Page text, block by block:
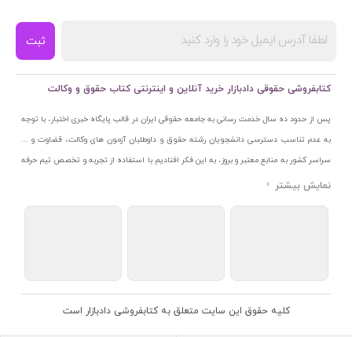
ثبت
کتابفروشی حقوقی دادبازار خرید آنلاین و اینترنتی کتاب حقوق و وکالت
پس از حدود ده سال خدمت رسانی به جامعه حقوقی ایران در قالب پایگاه خبری اختبار، با توجه
به عدم تناسب دسترسی دانشجویان رشته حقوق و داوطلبان آزمون های وکالت، قضاوت و ...
سراسر کشور به منابع معتبر و بروز، به این فکر افتادیم با استفاده از تجربه و تخصص تیم حرفه
ای اختبار خدمتی جدید به جامعه حقوقی ایران ارائه کنیم. به این منظور با راه اندازی و تجهیز
اتحادیه ناشران و کتابفروشان تهران به منظور ارائه مطمئن ترین خدمات مجموعه بسیار کامل و
معتبری از کتاب های حقوقی را به علاقمندان عرضه کرده ایم. علاوه بر این با بهره گیری از فناوری
کلیه حقوق این سایت متعلق به کتابفروشی دادبازار است